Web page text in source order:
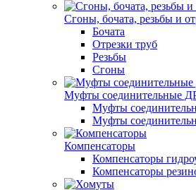
Сгоны, бочата, резьбы и
Бочата
Отрезки труб
Резьбы
Сгоны
Муфты соединительные
Муфты
Муфты
Компенсаторы
Компенсаторы
Компенсаторы